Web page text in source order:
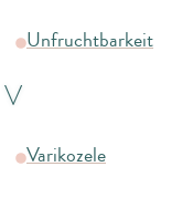
Unfruchtbarkeit
V
Varikozele